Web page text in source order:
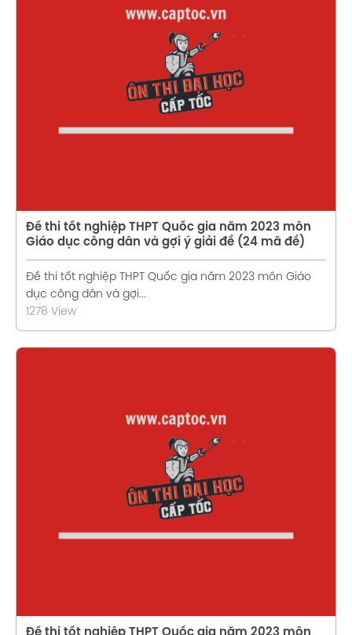
Xem chi tiết
Đề thi tốt nghiệp THPT Quốc gia năm 2023 môn
Giáo dục công dân và gợi ý giải đề (24 mã đề)
Đề thi tốt nghiệp THPT Quốc gia năm 2023 môn Giáo
dục công dân và gợi...
1278 View
Xem chi tiết
Đề thi tốt nghiệp THPT Quốc gia năm 2023 môn